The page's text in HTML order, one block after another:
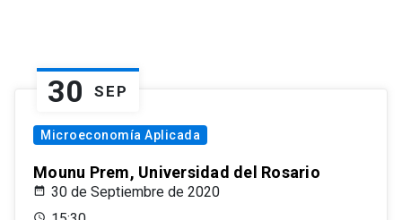
30 SEP
Microeconomía Aplicada
Mounu Prem, Universidad del Rosario
30 de Septiembre de 2020